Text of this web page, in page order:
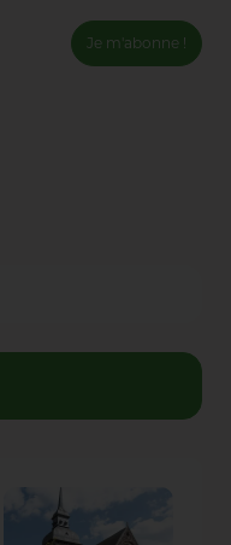
Je m'abonne !